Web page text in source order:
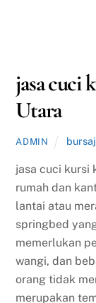
jasa cuci
Utara
ADMIN
jasa cuci kursi
rumah dan
lantai atau
springbed
memerlukan
wangi, dan
orang tidak
merupakan